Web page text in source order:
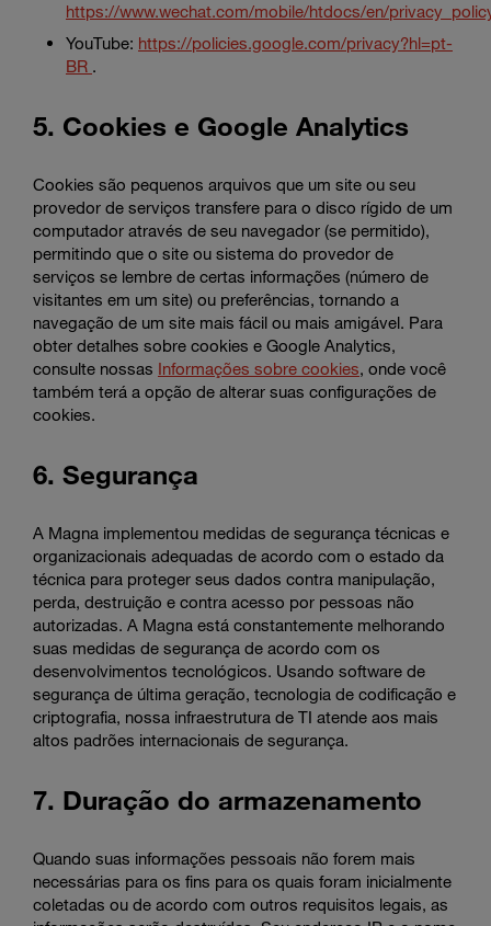
https://www.wechat.com/mobile/htdocs/en/
YouTube: https://policies.google.com/privacy?hl=pt-
BR .
5. Cookies e Google Analytics
Cookies são pequenos arquivos que um site ou seu
provedor de serviços transfere para o disco rígido de um
computador através de seu navegador (se permitido),
permitindo que o site ou sistema do provedor de
serviços se lembre de certas informações (número de
visitantes em um site) ou preferências, tornando a
navegação de um site mais fácil ou mais amigável. Para
obter detalhes sobre cookies e Google Analytics,
consulte nossas Informações sobre cookies, onde você
também terá a opção de alterar suas configurações de
cookies.
6. Segurança
A Magna implementou medidas de segurança técnicas e
organizacionais adequadas de acordo com o estado da
técnica para proteger seus dados contra manipulação,
perda, destruição e contra acesso por pessoas não
autorizadas. A Magna está constantemente melhorando
suas medidas de segurança de acordo com os
desenvolvimentos tecnológicos. Usando software de
segurança de última geração, tecnologia de codificação e
criptografia, nossa infraestrutura de TI atende aos mais
altos padrões internacionais de segurança.
7. Duração do armazenamento
Quando suas informações pessoais não forem mais
necessárias para os fins para os quais foram inicialmente
coletadas ou de acordo com outros requisitos legais, as